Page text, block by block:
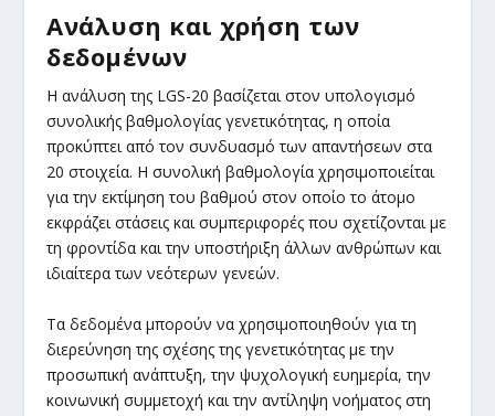
Ανάλυση και χρήση των
δεδομένων
Η ανάλυση της LGS-20 βασίζεται στον υπολογισμό
συνολικής βαθμολογίας γενετικότητας, η οποία
προκύπτει από τον συνδυασμό των απαντήσεων στα
20 στοιχεία. Η συνολική βαθμολογία χρησιμοποιείται
για την εκτίμηση του βαθμού στον οποίο το άτομο
εκφράζει στάσεις και συμπεριφορές που σχετίζονται με
τη φροντίδα και την υποστήριξη άλλων ανθρώπων και
ιδιαίτερα των νεότερων γενεών.
Τα δεδομένα μπορούν να χρησιμοποιηθούν για τη
διερεύνηση της σχέσης της γενετικότητας με την
προσωπική ανάπτυξη, την ψυχολογική ευημερία, την
κοινωνική συμμετοχή και την αντίληψη νοήματος στη